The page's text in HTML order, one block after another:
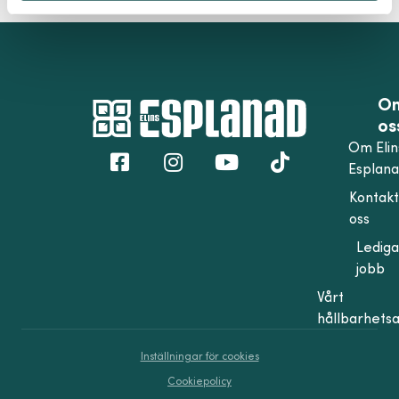
Om
oss
Lediga
jobb
Vårt
Inställningar för cookies
Cookiepolicy